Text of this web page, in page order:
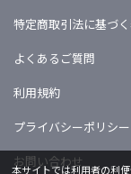
特定商取引法に基づ
よくあるご質問
利用規約
プライバシーポリシー
お問い合わせ
本サイトでは利用者の利